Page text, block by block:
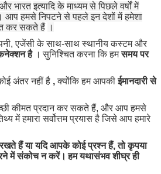
भारत इत्यादि के माध्यम से पिछले वर्षों में
। आप हमसे निपटने से पहले इन देशों में हमेशा
कर सकते हैं ।
एजेंसी के साथ-साथ स्थानीय कस्टम और
है । सुनिश्चित करना कि हम समय पर
अंतर नहीं है ,क्योंकि हम आपकीईमानदारी से
कीमत प्रदान कर सकते हैं, और आप हमसे
में हमारा सर्वोत्तम प्रयास है जिसे आप हमारे
रखते हैं या यदि आपके कोई प्रश्न हैं, तो कृपया
में संकोच न करें। हम यथासंभव शीघ्र ही